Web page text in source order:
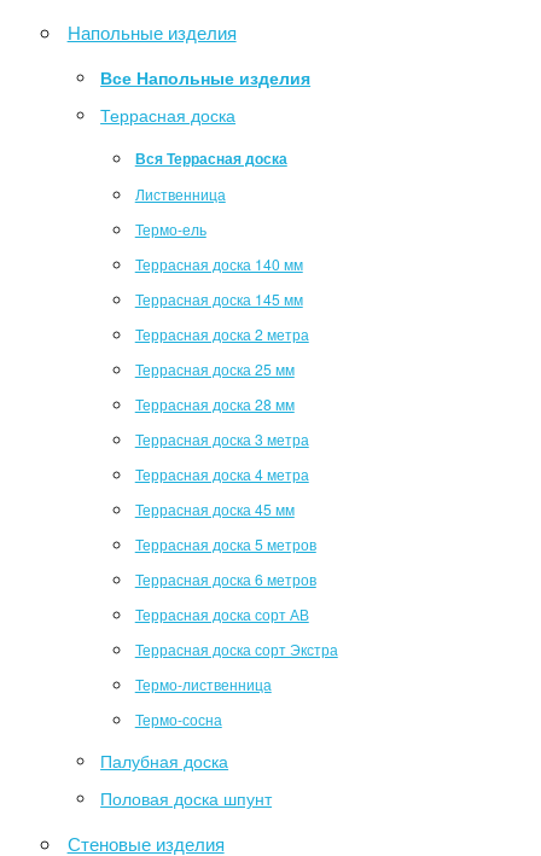
Напольные изделия
Все Напольные изделия
Террасная доска
Вся Террасная доска
Лиственница
Термо-ель
Террасная доска 140 мм
Террасная доска 145 мм
Террасная доска 2 метра
Террасная доска 25 мм
Террасная доска 28 мм
Террасная доска 3 метра
Террасная доска 4 метра
Террасная доска 45 мм
Террасная доска 5 метров
Террасная доска 6 метров
Террасная доска сорт АВ
Террасная доска сорт Экстра
Термо-лиственница
Термо-сосна
Палубная доска
Половая доска шпунт
Стеновые изделия